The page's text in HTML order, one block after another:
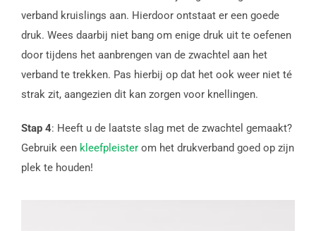
verband kruislings aan. Hierdoor ontstaat er een goede
druk. Wees daarbij niet bang om enige druk uit te oefenen
door tijdens het aanbrengen van de zwachtel aan het
verband te trekken. Pas hierbij op dat het ook weer niet té
strak zit, aangezien dit kan zorgen voor knellingen.
Stap 4: Heeft u de laatste slag met de zwachtel gemaakt?
Gebruik een kleefpleister om het drukverband goed op zijn
plek te houden!